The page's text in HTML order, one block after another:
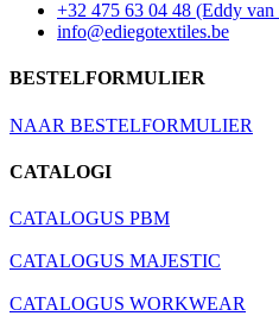
+32 475 63 04 48 (Eddy van
info@ediegotextiles.be
BESTELFORMULIER
NAAR BESTELFORMULIER
CATALOGI
CATALOGUS PBM
CATALOGUS MAJESTIC
CATALOGUS WORKWEAR